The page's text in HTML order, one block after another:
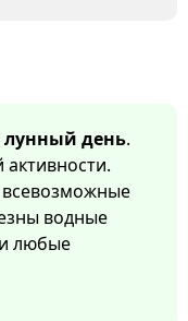
лунный день.
всевозможные
водные
любые